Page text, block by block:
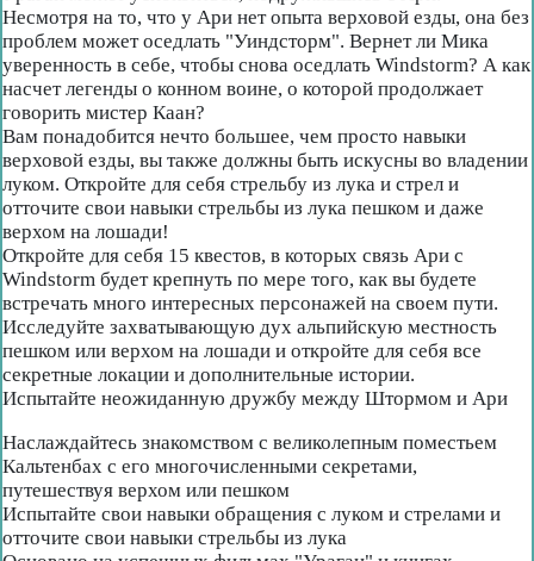
Несмотря на то, что у Ари нет опыта верховой езды, она без
проблем может оседлать "Уиндсторм". Вернет ли Мика
уверенность в себе, чтобы снова оседлать Windstorm? А как
насчет легенды о конном воине, о которой продолжает
говорить мистер Каан?
Вам понадобится нечто большее, чем просто навыки
верховой езды, вы также должны быть искусны во владении
луком. Откройте для себя стрельбу из лука и стрел и
отточите свои навыки стрельбы из лука пешком и даже
верхом на лошади!
Откройте для себя 15 квестов, в которых связь Ари с
Windstorm будет крепнуть по мере того, как вы будете
встречать много интересных персонажей на своем пути.
Исследуйте захватывающую дух альпийскую местность
пешком или верхом на лошади и откройте для себя все
секретные локации и дополнительные истории.
Испытайте неожиданную дружбу между Штормом и Ари
Наслаждайтесь знакомством с великолепным поместьем
Кальтенбах с его многочисленными секретами,
путешествуя верхом или пешком
Испытайте свои навыки обращения с луком и стрелами и
отточите свои навыки стрельбы из лука